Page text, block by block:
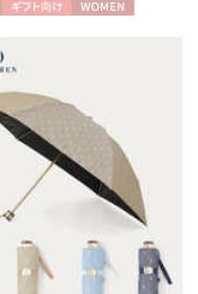
向け